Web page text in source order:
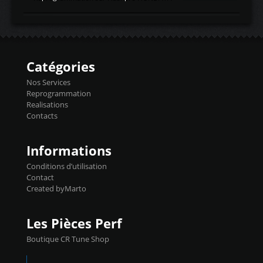
d'admissiontemp ex. pour atmo -30- 80°C
temperaturetemperature ldr moteurtemp
Injecteurs + Flashpro 1370€ TTC Le
précise et performante. Vous pourrez
basculer de la carto sans plomb à Ethanol à
l'aide du flashpro OPTION ECONOMIQUES
Reprog SP 98 sur le calculateur d'origine
450€ TTC Un gain d'environ 10cv et 15nm
Catégories
Nos Services
Reprogrammation
Realisations
Contacts
Informations
Conditions d’utilisation
Contact
Created byMarto
Les Pièces Perf
Boutique CR Tune Shop